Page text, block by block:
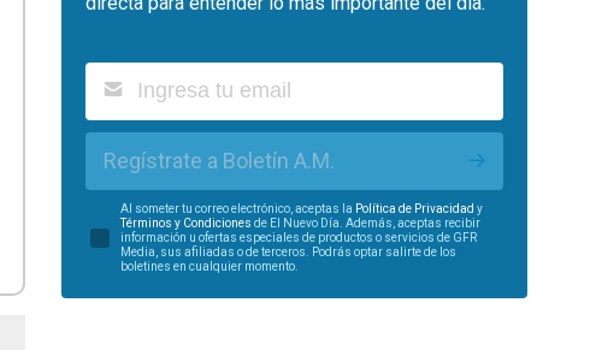
Regístrate a Boletín A.M.
Al someter tu correo electrónico, aceptas la Política de Privacidad y
Términos y Condiciones de El Nuevo Día. Además, aceptas recibir
información u ofertas especiales de productos o servicios de GFR
Media, sus afiliadas o de terceros. Podrás optar salirte de los
boletines en cualquier momento.